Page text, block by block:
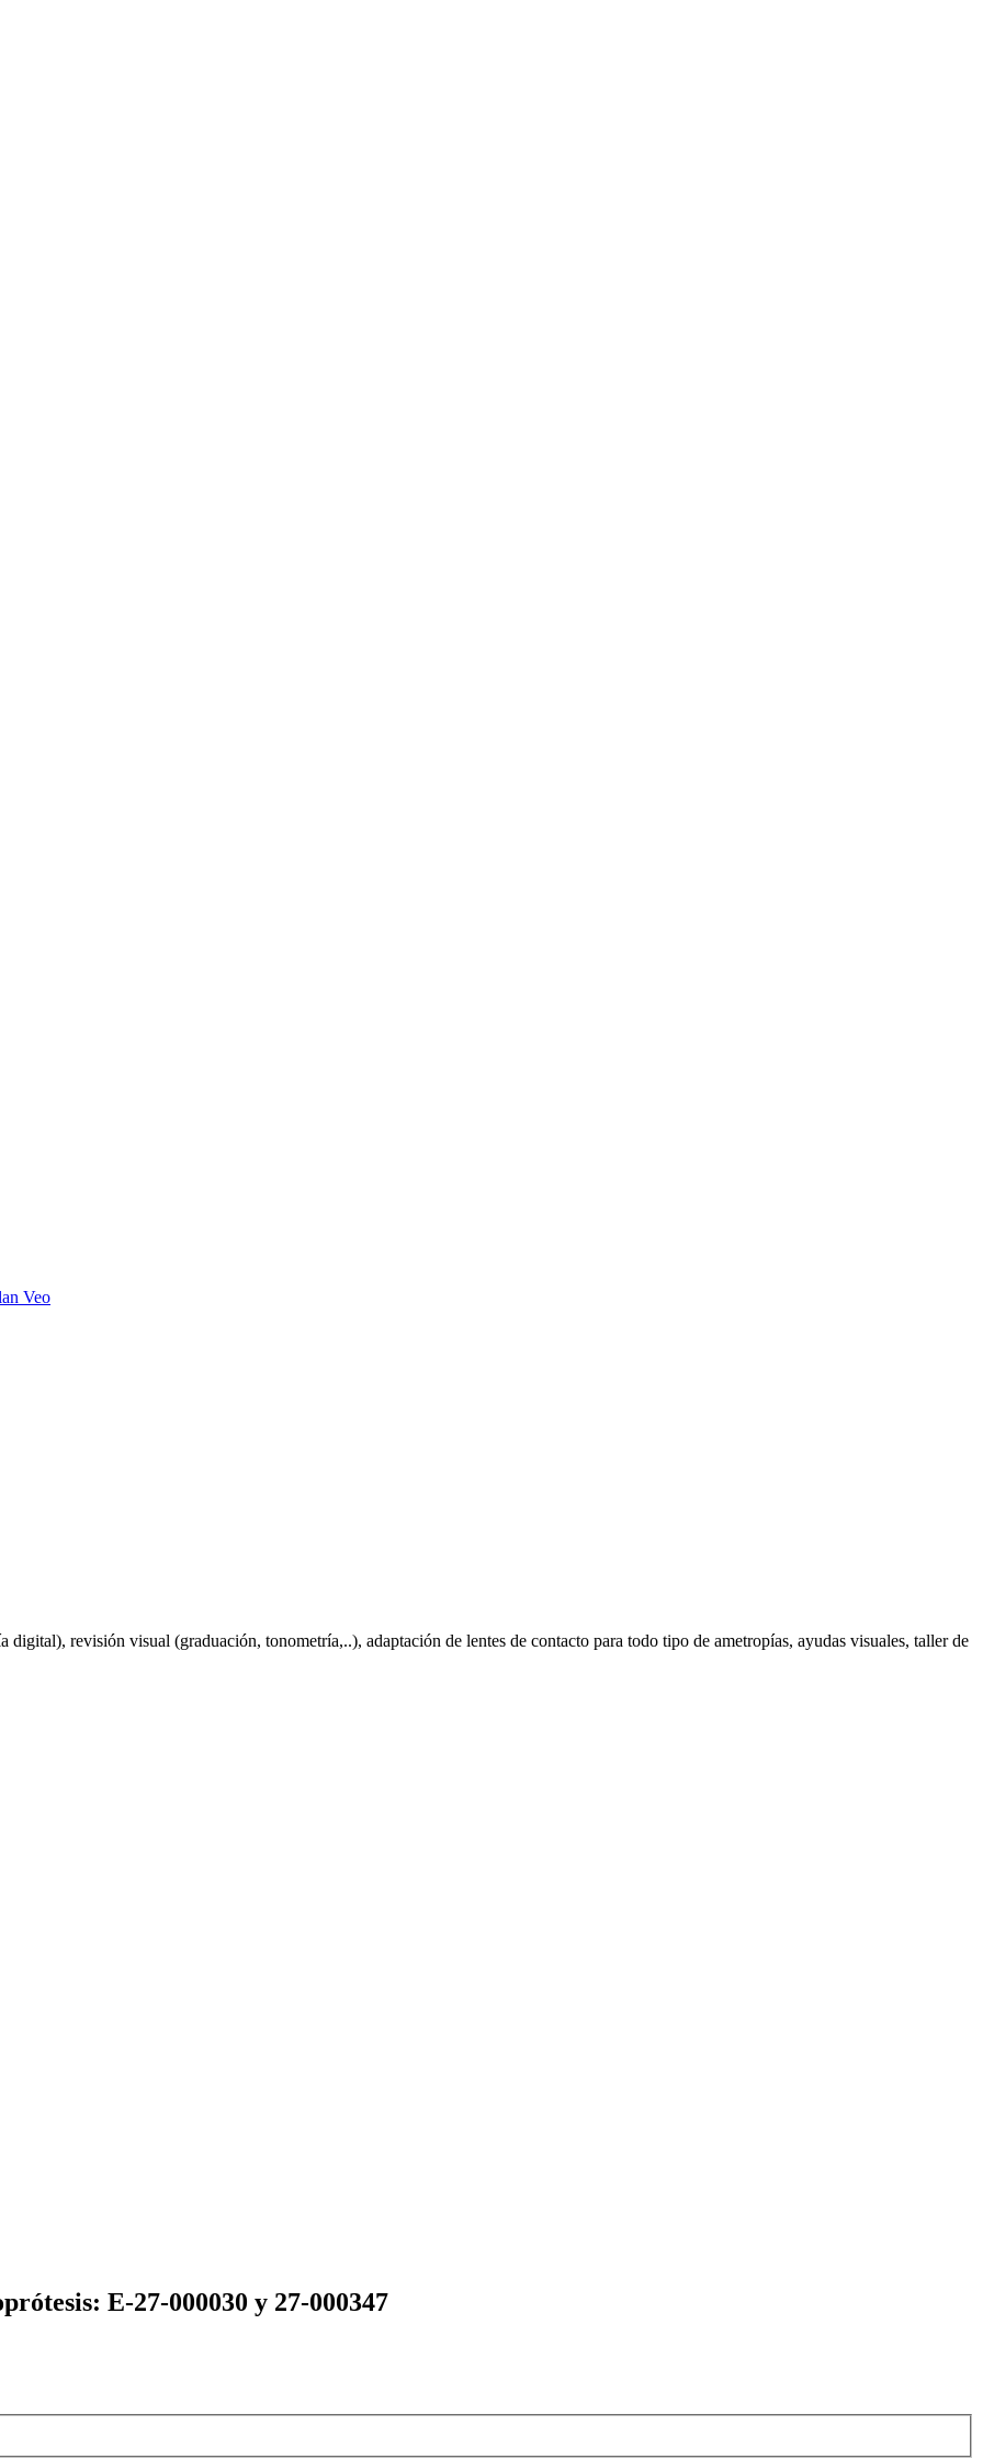
Veo
revisión visual (graduación, tonometría,..), adaptación de lentes de contacto para todo tipo de ametropías, ayudas visuales, taller de
E-27-000030 y 27-000347